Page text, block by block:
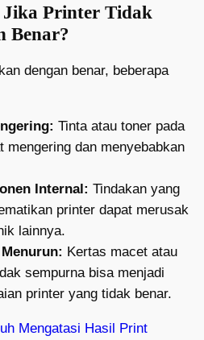
Printer Tidak
Benar?
dengan benar, beberapa
Tinta atau toner pada
mengering dan menyebabkan
Internal: Tindakan yang
printer dapat merusak
lainnya.
Kertas macet atau
sempurna bisa menjadi
printer yang tidak benar.
Mengatasi Hasil Print